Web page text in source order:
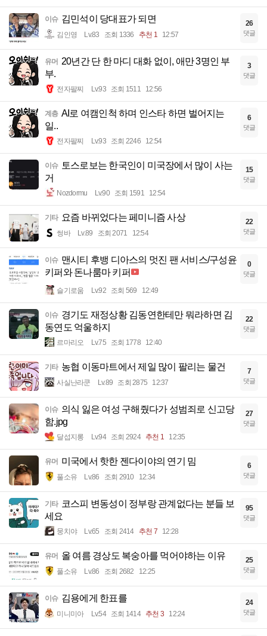
이슈 김민석이 당대표가 되면
김인영 Lv.83 조회 1336 추천 1 12:57
26
댓글
유머 20년간 단 한 마디 대화 없이, 애만 3명인 부
부.
전자팔찌 Lv.93 조회 1511 12:56
3
댓글
계층 AI로 여캠인척 하며 인스타 하면 벌어지는
일..
전자팔찌 Lv.93 조회 2246 12:54
6
댓글
이슈
토스로보는 한국인이 미국장에서 많이 사는
거
Nozdormu Lv.90 조회 1591 12:54
15
댓글
기타 요즘 바뀌었다는 페미니즘 사상
썽바 Lv.89 조회 2071 12:54
22
댓글
이슈 맨시티 후뱅 디아스의 멋진 팬 서비스/구성윤
키퍼와 돈나룸마 키퍼
슬기로움 Lv.92 조회 569 12:49
0
댓글
이슈 경기도 재정상황 김동연한테만 뭐라하면 김
동연도 억울하지
르마리오 Lv.75 조회 1778 12:40
22
댓글
기타 농협 이동마트에서 제일 많이 팔리는 물건
사실난라쿤 Lv.89 조회 2875 12:37
7
댓글
이슈 의식 잃은 여성 구해줬다가 성범죄로 신고당
함.jpg
달섭지롱 Lv.94 조회 2924 추천 1 12:35
27
댓글
유머 미국에서 핫한 젠다이야의 연기 밈
풀소유 Lv.86 조회 2910 12:34
6
댓글
기타 코스피 변동성이 정부랑 관계없다는 분들 보
세요
뭉치야 Lv.65 조회 2414 추천 7 12:28
95
댓글
유머 올 여름 경상도 복숭아를 먹어야하는 이유
풀소유 Lv.86 조회 2682 12:25
25
댓글
이슈 김용에게 한표를
미니미아 Lv.54 조회 1414 추천 3 12:24
24
댓글